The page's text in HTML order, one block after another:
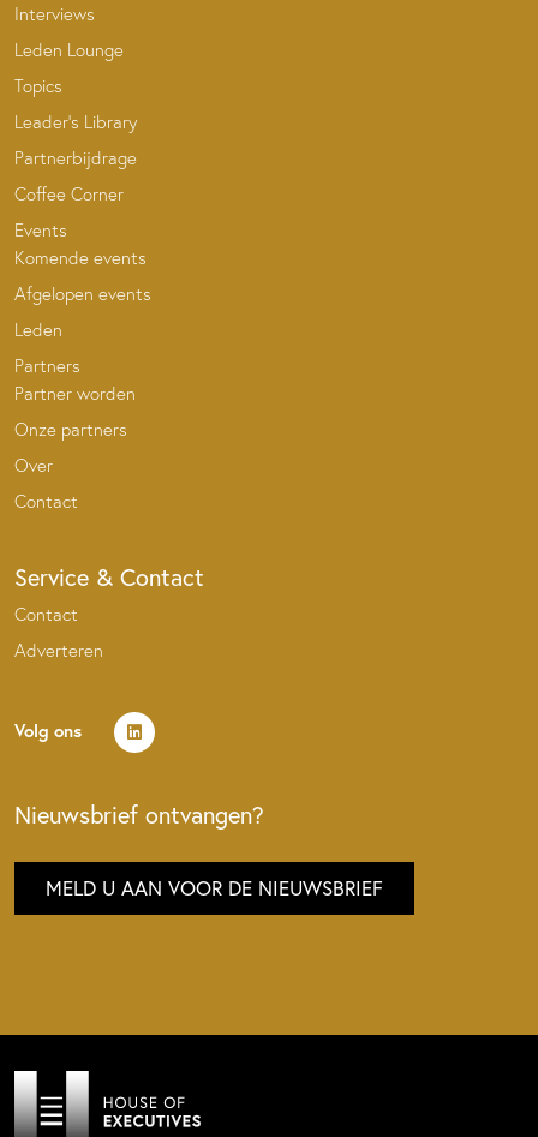
Interviews
Leden Lounge
Topics
Leader’s Library
Partnerbijdrage
Coffee Corner
Events
Komende events
Afgelopen events
Leden
Partners
Partner worden
Onze partners
Over
Contact
Service & Contact
Contact
Adverteren
Volg ons
Nieuwsbrief ontvangen?
MELD U AAN VOOR DE NIEUWSBRIEF